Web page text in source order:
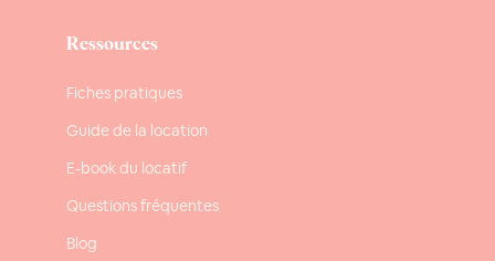
Ressources
Fiches pratiques
Guide de la location
E-book du locatif
Questions fréquentes
Blog